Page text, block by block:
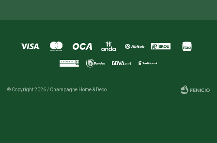
© Copyright 2026 / Champagne Home & Deco